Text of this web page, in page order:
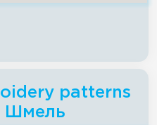
patterns
Шмель